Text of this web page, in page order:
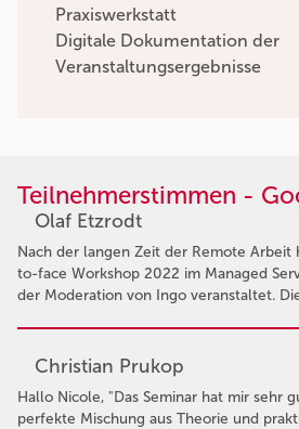
Praxiswerkstatt
Digitale Dokumentation der
Veranstaltungsergebnisse
Teilnehmerstimmen -
Olaf Etzrodt
Nach der langen Zeit der Remote
to-face Workshop 2022 im Managed
der Moderation von Ingo veranstaltet.
Christian Prukop
Hallo Nicole, "Das Seminar hat mir sehr
perfekte Mischung aus Theorie und